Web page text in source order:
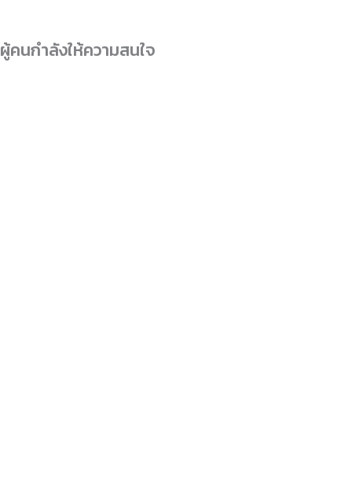
ผู้คนกำลังให้ความสนใจ